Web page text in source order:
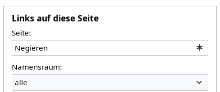
Links auf diese Seite
Seite:
Namensraum:
alle